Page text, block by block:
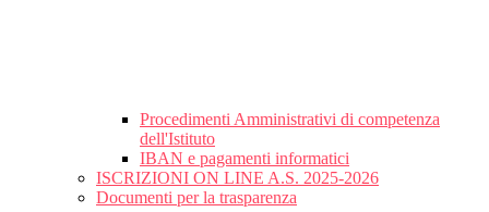
Procedimenti Amministrativi di competenza
dell'Istituto
IBAN e pagamenti informatici
ISCRIZIONI ON LINE A.S. 2025-2026
Documenti per la trasparenza